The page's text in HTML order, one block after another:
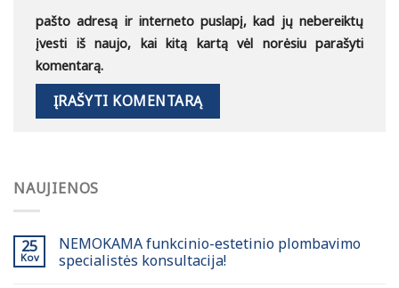
pašto adresą ir interneto puslapį, kad jų nebereiktų
įvesti iš naujo, kai kitą kartą vėl norėsiu parašyti
komentarą.
NAUJIENOS
25
Kov
NEMOKAMA funkcinio-estetinio plombavimo
specialistės konsultacija!